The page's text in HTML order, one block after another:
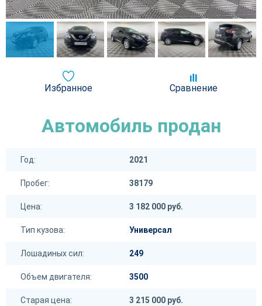
Избранное Сравнение
Автомобиль продан
Год: 2021
Пробег: 38179
Цена: 3 182 000 руб.
Тип кузова: Универсал
Лошадиных сил: 249
Объем двигателя: 3500
Старая цена: 3 215 000 руб.